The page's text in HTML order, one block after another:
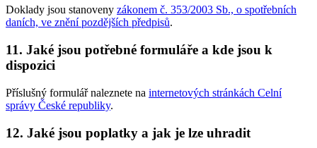
Doklady jsou stanoveny zákonem č. 353/2003 Sb., o spotřebních
daních, ve znění pozdějších předpisů.
11. Jaké jsou potřebné formuláře a kde jsou k
dispozici
Příslušný formulář naleznete na internetových stránkách Celní
správy České republiky.
12. Jaké jsou poplatky a jak je lze uhradit